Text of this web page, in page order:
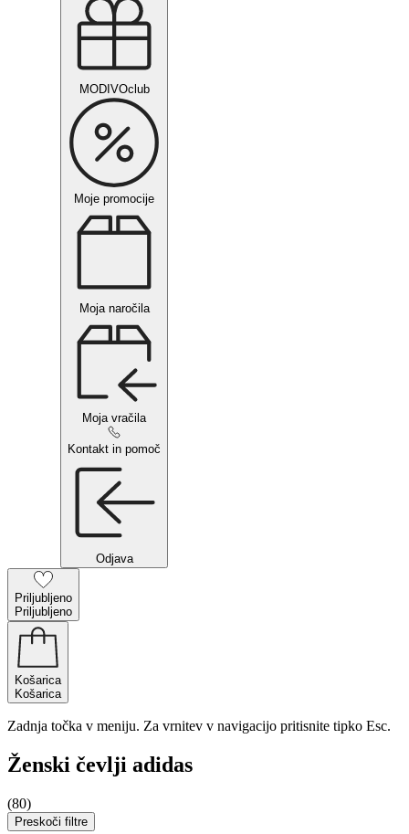
MODIVOclub
Moje promocije
Moja naročila
Moja vračila
Kontakt in pomoč
Odjava
Priljubljeno
Priljubljeno
Košarica
Košarica
Zadnja točka v meniju. Za vrnitev v navigacijo pritisnite tipko Esc.
Ženski čevlji adidas
(80)
Preskoči filtre